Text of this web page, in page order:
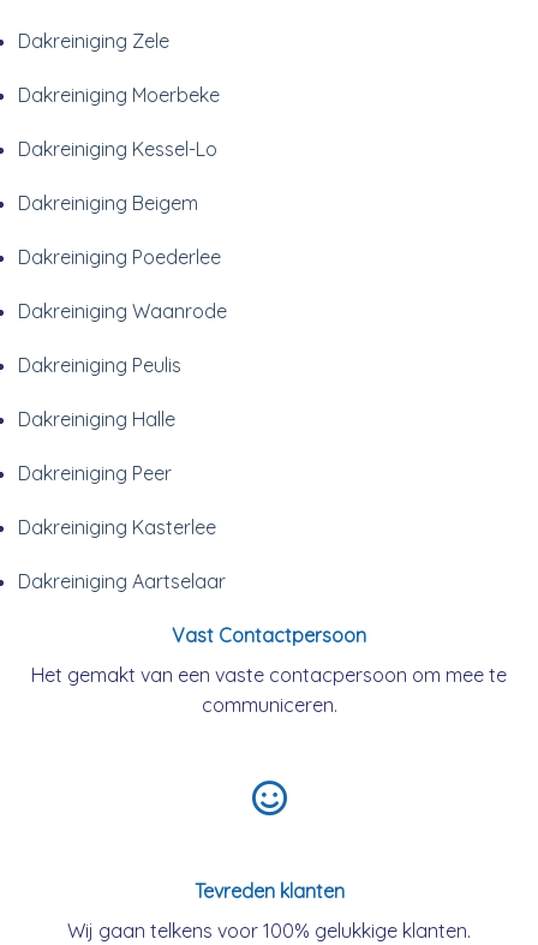
Dakreiniging Zele
Dakreiniging Moerbeke
Dakreiniging Kessel-Lo
Dakreiniging Beigem
Dakreiniging Poederlee
Dakreiniging Waanrode
Dakreiniging Peulis
Dakreiniging Halle
Dakreiniging Peer
Dakreiniging Kasterlee
Dakreiniging Aartselaar
Vast Contactpersoon
Het gemakt van een vaste contacpersoon om mee te
communiceren.
Tevreden klanten
Wij gaan telkens voor 100% gelukkige klanten.